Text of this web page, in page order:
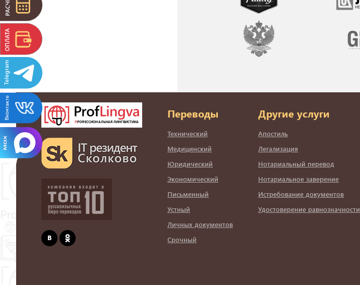
Переводы
Технический
Медицинский
Юридический
Экономический
Письменный
Устный
Личных документов
Срочный
Другие услуги
Апостиль
Легализация
Нотариальный перевод
Нотариальное заверение
Истребование документов
Удостоверение равнозначности